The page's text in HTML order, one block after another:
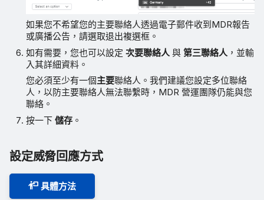
如果您不希望您的主要聯絡人透過電子郵件收到MDR報告
或廣播公告，請選取退出複選框。
如有需要，您也可以設定次要聯絡人 與第三聯絡人 ，並輸
入其詳細資料。
您必須至少有一個主要聯絡人。我們建議您設定多位聯絡
人，以防主要聯絡人無法聯繫時，MDR 營運團隊仍能與您
聯絡。
按一下儲存 。
設定威脅回應方式
具體方法